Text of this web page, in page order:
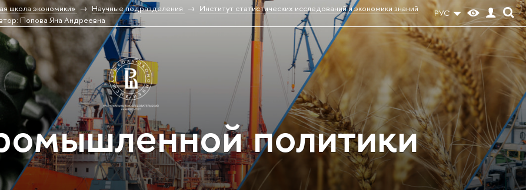
РУС
школа экономики» Научные подразделения
Институт статистических исследований и экономики знаний
Попова Яна Андреевна
политики